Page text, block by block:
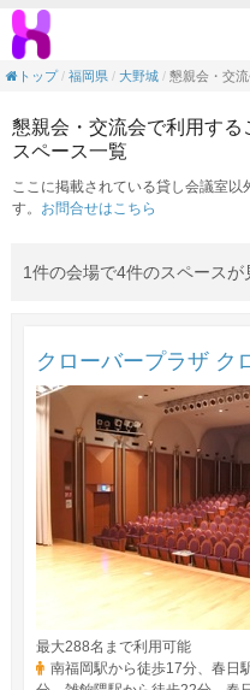
懇親会・交流会
トップ
福岡県 大野城 懇親会・交
懇親会・交流会で利用す
スペース一覧
ここに掲載されている貸し会議室以
す。 お問合せはこちら
1件の会場で4件のスペースが
クローバープラザ ク
最大288名まで利用可能
南福岡駅から徒歩17分、春日